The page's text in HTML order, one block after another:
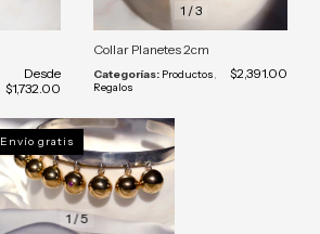
Desde
$1,732.00
1 /3
Collar Planetes 2cm
Categorías: Productos
Regalos
$2,391.00
1 /5
Envío gratis